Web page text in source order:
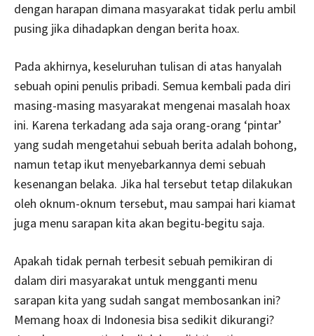
dengan harapan dimana masyarakat tidak perlu ambil
pusing jika dihadapkan dengan berita hoax.
Pada akhirnya, keseluruhan tulisan di atas hanyalah
sebuah opini penulis pribadi. Semua kembali pada diri
masing-masing masyarakat mengenai masalah hoax
ini. Karena terkadang ada saja orang-orang ‘pintar’
yang sudah mengetahui sebuah berita adalah bohong,
namun tetap ikut menyebarkannya demi sebuah
kesenangan belaka. Jika hal tersebut tetap dilakukan
oleh oknum-oknum tersebut, mau sampai hari kiamat
juga menu sarapan kita akan begitu-begitu saja.
Apakah tidak pernah terbesit sebuah pemikiran di
dalam diri masyarakat untuk mengganti menu
sarapan kita yang sudah sangat membosankan ini?
Memang hoax di Indonesia bisa sedikit dikurangi?